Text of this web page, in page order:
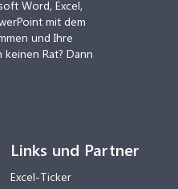
Word, Excel,
mit dem
und Ihre
Rat? Dann
Links und Partner
Excel-Ticker